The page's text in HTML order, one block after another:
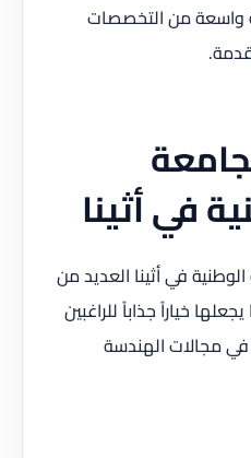
من التخصصات
في أثينا
الوطنية في أثينا العديد من
خياراً جذاباً للراغبين
في مجالات الهندسة